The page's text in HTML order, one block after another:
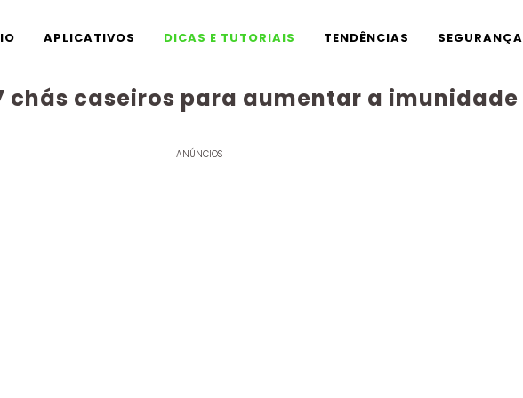
APLICATIVOS DICAS E TUTORIAIS TENDÊNCIAS SEGURANÇA
chás caseiros para aumentar a imunidade
ANÚNCIOS